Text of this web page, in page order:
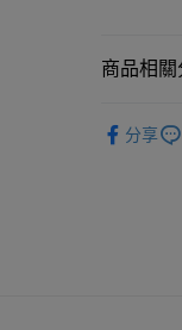
每筆
物流公司
商品相關
分享